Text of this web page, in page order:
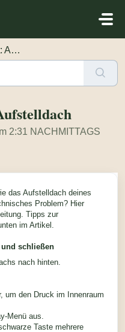
2:31 NACHMITTAGS
das Aufstelldach deines
Problem? Hier
Tipps zur
im Artikel.
schließen
nach hinten.
um den Druck im Innenraum
Menü aus.
Taste mehrere